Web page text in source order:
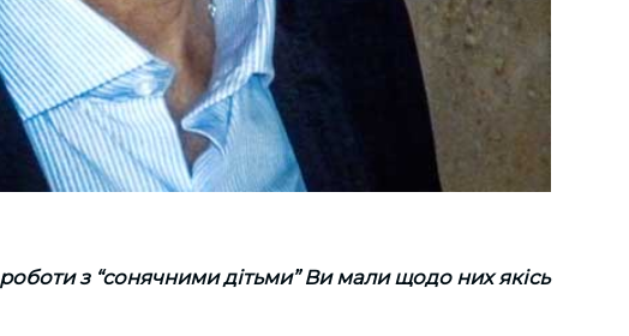
з “сонячними дітьми” Ви мали щодо них якісь